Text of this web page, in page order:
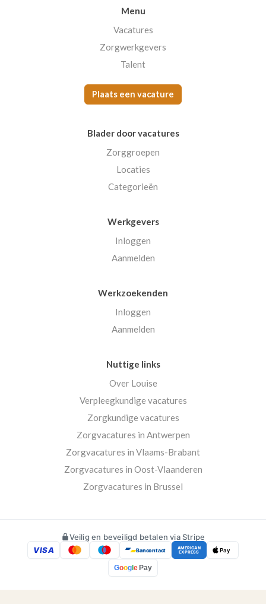
Menu
Vacatures
Zorgwerkgevers
Talent
Plaats een vacature
Blader door vacatures
Zorggroepen
Locaties
Categorieën
Werkgevers
Inloggen
Aanmelden
Werkzoekenden
Inloggen
Aanmelden
Nuttige links
Over Louise
Verpleegkundige vacatures
Zorgkundige vacatures
Zorgvacatures in Antwerpen
Zorgvacatures in Vlaams-Brabant
Zorgvacatures in Oost-Vlaanderen
Zorgvacatures in Brussel
Veilig en beveiligd betalen via Stripe
VISA
Bancontact AMERICAN
EXPRESS Pay
Googl e Pay